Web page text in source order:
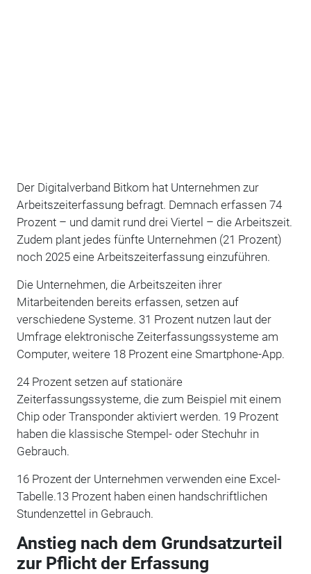
Der Digitalverband Bitkom hat Unternehmen zur
Arbeitszeiterfassung befragt. Demnach erfassen 74
Prozent – und damit rund drei Viertel – die Arbeitszeit.
Zudem plant jedes fünfte Unternehmen (21 Prozent)
noch 2025 eine Arbeitszeiterfassung einzuführen.
Die Unternehmen, die Arbeitszeiten ihrer
Mitarbeitenden bereits erfassen, setzen auf
verschiedene Systeme. 31 Prozent nutzen laut der
Umfrage elektronische Zeiterfassungssysteme am
Computer, weitere 18 Prozent eine Smartphone-App.
24 Prozent setzen auf stationäre
Zeiterfassungssysteme, die zum Beispiel mit einem
Chip oder Transponder aktiviert werden. 19 Prozent
haben die klassische Stempel- oder Stechuhr in
Gebrauch.
16 Prozent der Unternehmen verwenden eine Excel-
Tabelle.13 Prozent haben einen handschriftlichen
Stundenzettel in Gebrauch.
Anstieg nach dem Grundsatzurteil
zur Pflicht der Erfassung